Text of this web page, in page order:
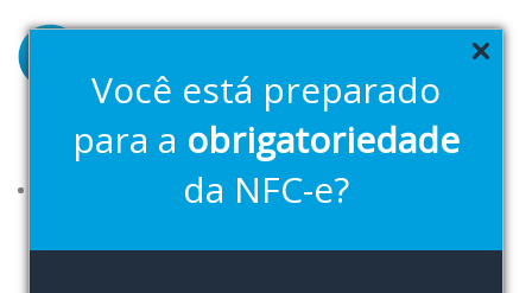
Você está preparado
para a obrigatoriedade
da NFC-e?
para
conteúdo
Soluções
Planos FAQ 2ª Via Boleto Downloads
Cloud Bluefocus